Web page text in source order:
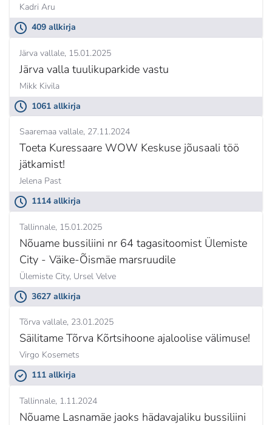
Kadri Aru
409 allkirja
Järva vallale 15.01.2025
Järva valla tuulikuparkide vastu
Mikk Kivila
1061 allkirja
Saaremaa vallale 27.11.2024
Toeta Kuressaare WOW Keskuse jõusaali töö
jätkamist!
Jelena Past
1114 allkirja
Tallinnale 15.01.2025
Nõuame bussiliini nr 64 tagasitoomist Ülemiste
City - Väike-Õismäe marsruudile
Ülemiste City, Ursel Velve
3627 allkirja
Tõrva vallale 23.01.2025
Säilitame Tõrva Kõrtsihoone ajaloolise välimuse!
Virgo Kosemets
111 allkirja
Tallinnale 1.11.2024
Nõuame Lasnamäe jaoks hädavajaliku bussiliini